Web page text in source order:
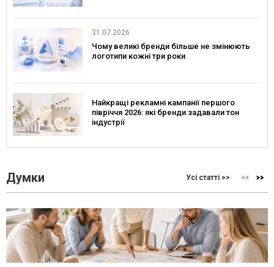
31.07.2026
Чому великі бренди більше не змінюють
логотипи кожні три роки
Найкращі рекламні кампанії першого
півріччя 2026: які бренди задавали тон
індустрії
Думки Усі статті >>